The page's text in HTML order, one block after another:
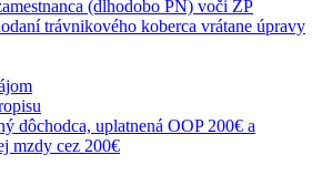
(dlhodobo PN) voči ZP
trávnikového koberca vrátane úpravy
dôchodca, uplatnená OOP 200€ a
mzdy cez 200€